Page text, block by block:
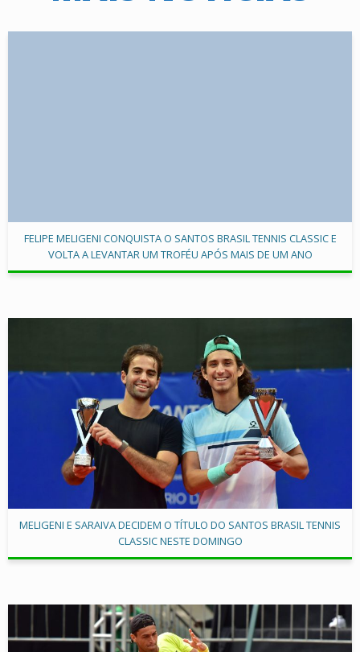
FELIPE MELIGENI CONQUISTA O SANTOS BRASIL TENNIS CLASSIC E
VOLTA A LEVANTAR UM TROFÉU APÓS MAIS DE UM ANO
MELIGENI E SARAIVA DECIDEM O TÍTULO DO SANTOS BRASIL TENNIS
CLASSIC NESTE DOMINGO